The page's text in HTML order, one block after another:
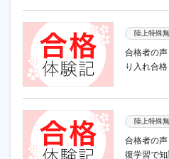
陸上特殊
合格者の
り入れ合
陸上特殊
合格者の
復学習で